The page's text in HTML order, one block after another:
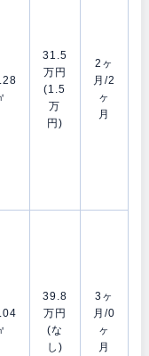
31.5
万円
(1.5
万
円)
2ヶ
月/2
ヶ
月
39.8
万円
(な
し)
3ヶ
月/0
ヶ
月